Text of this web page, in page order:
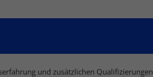
und zusätzlichen Qualifizierungen